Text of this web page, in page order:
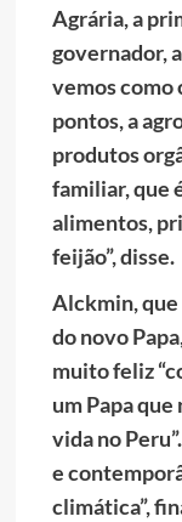
Agrária, a
governador,
vemos como
pontos, a
produtos
familiar, que
alimentos,
feijão”, disse.
Alckmin, que
do novo
muito feliz
um Papa que
vida no
e
climática”,